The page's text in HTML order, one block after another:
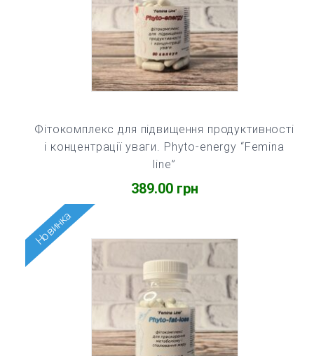
389.00 грн
Фітокомплекс для підвищення продуктивності
і концентрації уваги. Phyto-energy “Femina
line”
Новинка